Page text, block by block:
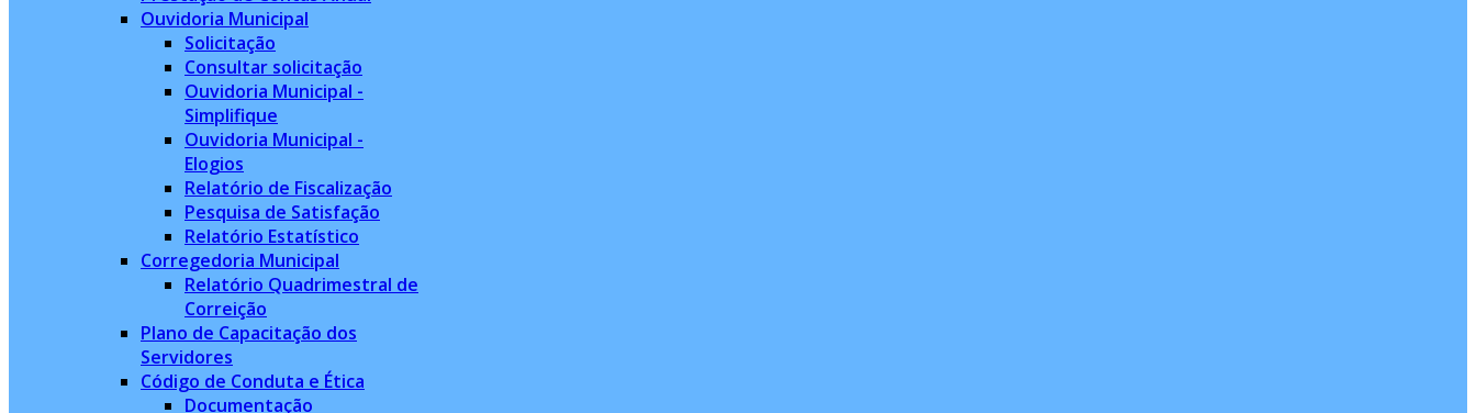
Ouvidoria Municipal
Solicitação
Consultar solicitação
Ouvidoria Municipal -
Simplifique
Ouvidoria Municipal -
Elogios
Relatório de Fiscalização
Pesquisa de Satisfação
Relatório Estatístico
Corregedoria Municipal
Relatório Quadrimestral de
Correição
Plano de Capacitação dos
Servidores
Código de Conduta e Ética
Documentação